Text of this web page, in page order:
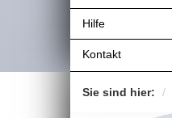
Hilfe
Kontakt
Sie sind hier: